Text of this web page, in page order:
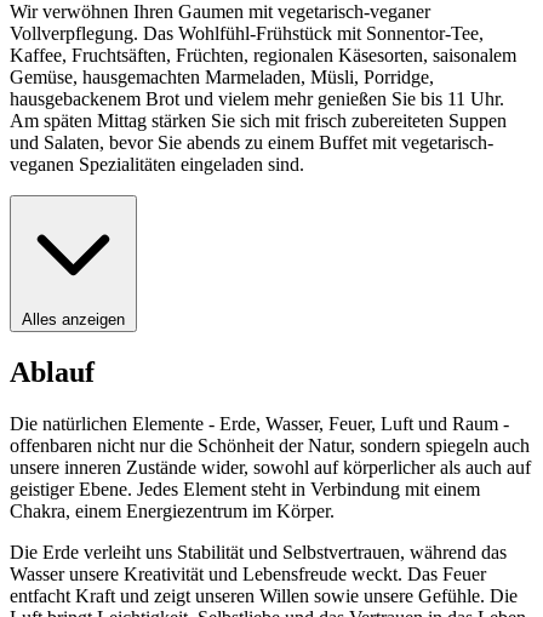
Wir verwöhnen Ihren Gaumen mit vegetarisch-veganer
Vollverpflegung. Das Wohlfühl-Frühstück mit Sonnentor-Tee,
Kaffee, Fruchtsäften, Früchten, regionalen Käsesorten, saisonalem
Gemüse, hausgemachten Marmeladen, Müsli, Porridge,
hausgebackenem Brot und vielem mehr genießen Sie bis 11 Uhr.
Am späten Mittag stärken Sie sich mit frisch zubereiteten Suppen
und Salaten, bevor Sie abends zu einem Buffet mit vegetarisch-
veganen Spezialitäten eingeladen sind.
Alles anzeigen
Ablauf
Die natürlichen Elemente - Erde, Wasser, Feuer, Luft und Raum -
offenbaren nicht nur die Schönheit der Natur, sondern spiegeln auch
unsere inneren Zustände wider, sowohl auf körperlicher als auch auf
geistiger Ebene. Jedes Element steht in Verbindung mit einem
Chakra, einem Energiezentrum im Körper.
Die Erde verleiht uns Stabilität und Selbstvertrauen, während das
Wasser unsere Kreativität und Lebensfreude weckt. Das Feuer
entfacht Kraft und zeigt unseren Willen sowie unsere Gefühle. Die